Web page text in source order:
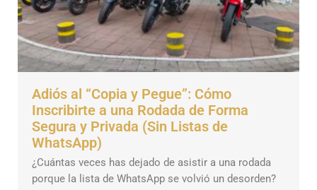
Adiós al “Copia y Pegue”: Cómo
Inscribirte a una Rodada de Forma
Segura y Privada (Sin Listas de
WhatsApp)
¿Cuántas veces has dejado de asistir a una rodada
porque la lista de WhatsApp se volvió un desorden?